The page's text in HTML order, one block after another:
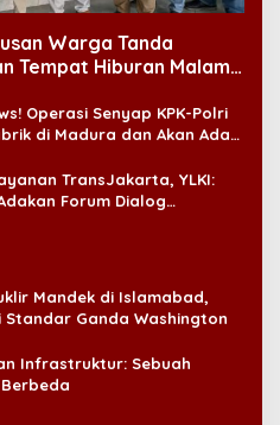
Warga Tanda
Tempat Hiburan Malam
Operasi Senyap KPK-Polri
di Madura dan Akan Ada
TransJakarta, YLKI:
Forum Dialog
Mandek di Islamabad,
Standar Ganda Washington
Infrastruktur: Sebuah